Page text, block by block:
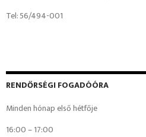
Tel: 56/494-001
RENDŐRSÉGI FOGADÓÓRA
Minden hónap első hétfője
16:00 – 17:00